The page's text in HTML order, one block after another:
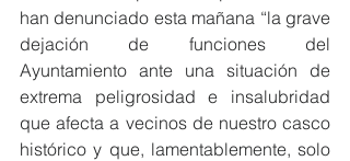
han denunciado esta mañana “la grave
dejación de funciones del
Ayuntamiento ante una situación de
extrema peligrosidad e insalubridad
que afecta a vecinos de nuestro casco
histórico y que, lamentablemente, solo